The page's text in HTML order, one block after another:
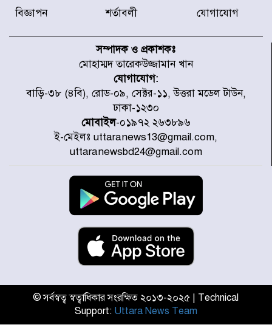
চিকিৎসা খাতে জিডিপির ৫ শতাংশ
বরাদ্দের ঘোষণা স্থানীয় সরকার মন্ত্রীর
জুলাই জাদুঘর ঘুরে দেখলেন এনসিপি
নেতারা
যুক্তরাষ্ট্রে দাবানল নেভাতে গিয়ে
হেলিকপ্টার বিধ্বস্ত, নিহত ১
মজুদদারের সর্বোচ্চ শাস্তি মৃত্যুদণ্ড, তাই
ভেবে মজুদ করবেন : আইনমন্ত্রী
আন্তর্জাতিক আদিবাসী দিবস: রাষ্ট্রের
মংমং
যৌথ প্রতিরক্ষা চুক্তি স্বাক্ষর করেছে
বিজ্ঞাপন শর্তাবলী যোগাযোগ
সম্পাদক ও প্রকাশকঃ
মোহাম্মদ তারেকউজ্জামান খান
যোগাযোগ:
বাড়ি-৩৮ (৪বি), রোড-০৯, সেক্টর-১১, উত্তরা মডেল টাউন,
ঢাকা-১২৩০
মোবাইল-০১৯৭২ ২৬৩৮৯৬
ই-মেইলঃ uttaranews13@gmail.com,
uttaranewsbd24@gmail.com
© সর্বস্বত্ব স্বত্বাধিকার সংরক্ষিত ২০১৩-২০২৫ | Technical
Support: Uttara News Team